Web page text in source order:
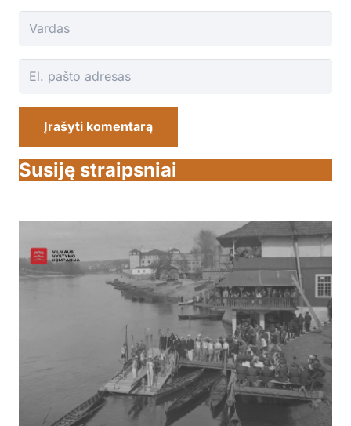
Įrašyti komentarą
Susiję straipsniai